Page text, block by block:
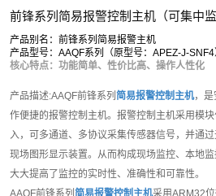
前锋系列简易报警控制主机（可集中
产品别名：前锋系列简易报警主机
产品型号：AAQF系列（原型号：APEZ-J-SNF4
核心特点：功能简单、性价比高、操作人性化
产品描述:AAQF前锋系列 简易报警控制主机，是
作便捷的报警控制主机。报警控制主机采用模
入，可多通道、多协议采集传感器信号，并通
现场图形显示装置。从而构成现场监控、本地监
大大提高了监控的实时性、准确性和可靠性。
AAQF前锋系列 简易报警控制主机采用ARM32位